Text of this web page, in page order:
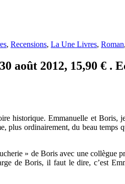
, Recensions, La Une Livres, Roman,
août 2012, 15,90 € .
historique. Emmanuelle et Boris,
plus ordinairement, du beau temps
» de Boris avec une collègue
de Boris, il faut le dire, c’est